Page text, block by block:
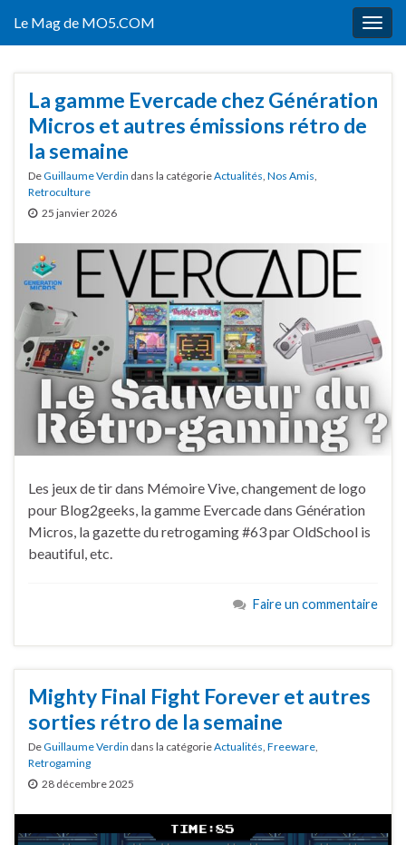
Le Mag de MO5.COM
La gamme Evercade chez Génération
Micros et autres émissions rétro de
la semaine
DeGuillaume Verdin dans la catégorieActualités, Nos Amis,
Retroculture
25 janvier 2026
Les jeux de tir dans Mémoire Vive, changement de logo
pour Blog2geeks, la gamme Evercade dans Génération
Micros, la gazette du retrogaming #63 par OldSchool is
beautiful, etc.
Faire un commentaire
Mighty Final Fight Forever et autres
sorties rétro de la semaine
DeGuillaume Verdin dans la catégorieActualités Freeware
Retrogaming
28 décembre 2025